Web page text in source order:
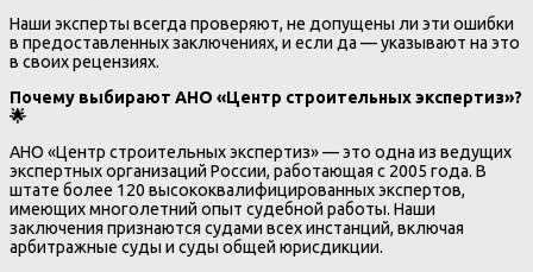
Наши эксперты всегда проверяют, не допущены ли эти ошибки
в предоставленных заключениях, и если да — указывают на это
в своих рецензиях.
Почему выбирают АНО «Центр строительных экспертиз»?
🌟
АНО «Центр строительных экспертиз» — это одна из ведущих
экспертных организаций России, работающая с 2005 года. В
штате более 120 высококвалифицированных экспертов,
имеющих многолетний опыт судебной работы. Наши
заключения признаются судами всех инстанций, включая
арбитражные суды и суды общей юрисдикции.